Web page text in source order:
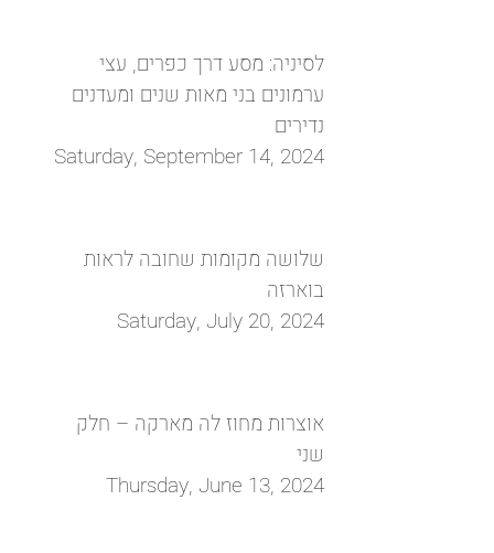
לסיניה: מסע דרך כפרים, עצי
ערמונים בני מאות שנים ומעדנים
נדירים
Saturday, September 14, 2024
שלושה מקומות שחובה לראות
בוארזה
Saturday, July 20, 2024
אוצרות מחוז לה מארקה – חלק
שני
Thursday, June 13, 2024